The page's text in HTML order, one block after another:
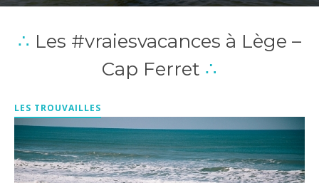
∴ Les #vraiesvacances à Lège –
Cap Ferret ∴
LES TROUVAILLES